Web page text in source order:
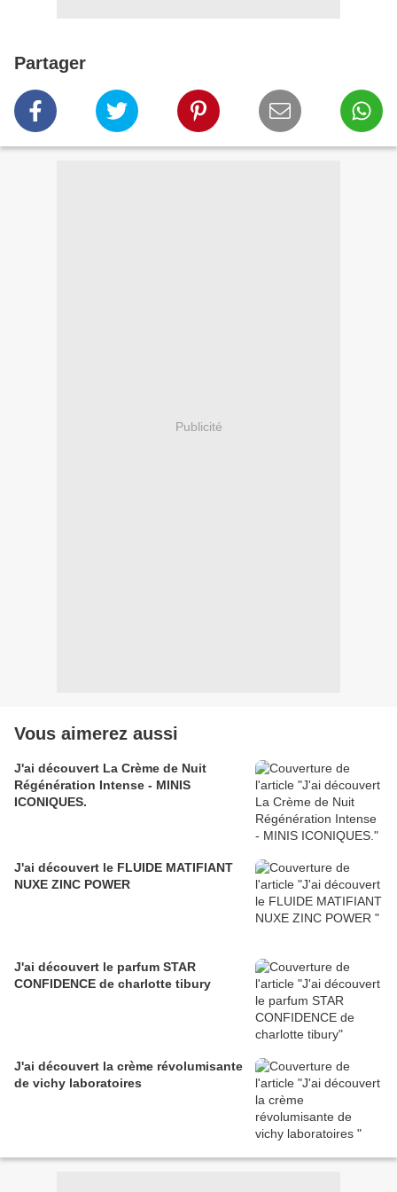
Partager
Publicité
Vous aimerez aussi
J'ai découvert La Crème de Nuit
Régénération Intense - MINIS
ICONIQUES.
J'ai découvert le FLUIDE MATIFIANT
NUXE ZINC POWER
J'ai découvert le parfum STAR
CONFIDENCE de charlotte tibury
J'ai découvert la crème révolumisante
de vichy laboratoires